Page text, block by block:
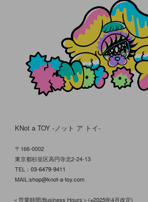
KNot a TOY -ノット ア トイ-
〒166-0002
東京都杉並区高円寺北2-24-13
TEL： 03-6479-9411
MAIL:shop@knot-a-toy.com
＜営業時間/Business Hours＞(※2025年4月改定)